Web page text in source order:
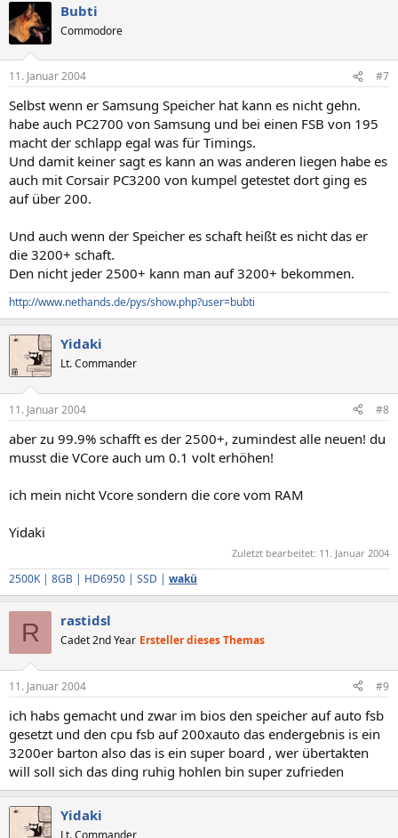
Bubti
Commodore
11. Januar 2004 #7
Selbst wenn er Samsung Speicher hat kann es nicht gehn.
habe auch PC2700 von Samsung und bei einen FSB von 195
macht der schlapp egal was für Timings.
Und damit keiner sagt es kann an was anderen liegen habe es
auch mit Corsair PC3200 von kumpel getestet dort ging es
auf über 200.
Und auch wenn der Speicher es schaft heißt es nicht das er
die 3200+ schaft.
Den nicht jeder 2500+ kann man auf 3200+ bekommen.
http://www.nethands.de/pys/show.php?user=bubti
Yidaki
Lt. Commander
11. Januar 2004 #8
aber zu 99.9% schafft es der 2500+, zumindest alle neuen! du
musst die VCore auch um 0.1 volt erhöhen!
ich mein nicht Vcore sondern die core vom RAM
Yidaki
Zuletzt bearbeitet: 11. Januar 2004
2500K | 8GB | HD6950 | SSD | wakü
R rastidsl
Cadet 2nd Year Ersteller dieses Themas
11. Januar 2004 #9
ich habs gemacht und zwar im bios den speicher auf auto fsb
gesetzt und den cpu fsb auf 200xauto das endergebnis is ein
3200er barton also das is ein super board , wer übertakten
will soll sich das ding ruhig hohlen bin super zufrieden
Yidaki
Lt. Commander